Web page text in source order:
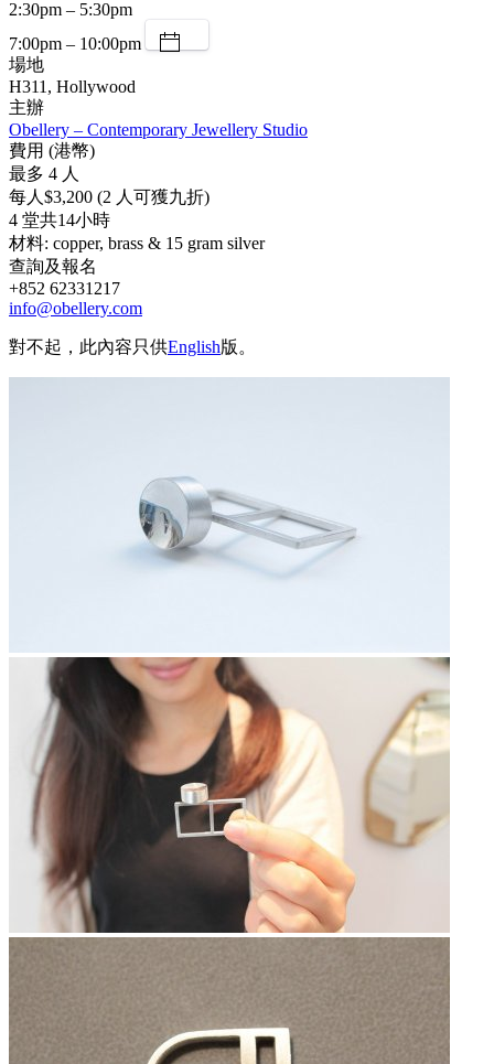
2:30pm – 5:30pm
7:00pm – 10:00pm
場地
H311, Hollywood
主辦
Obellery – Contemporary Jewellery Studio
費用 (港幣)
最多 4 人
每人$3,200 (2 人可獲九折)
4 堂共14小時
材料: copper, brass & 15 gram silver
查詢及報名
+852 62331217
info@obellery.com
對不起，此內容只供English版。